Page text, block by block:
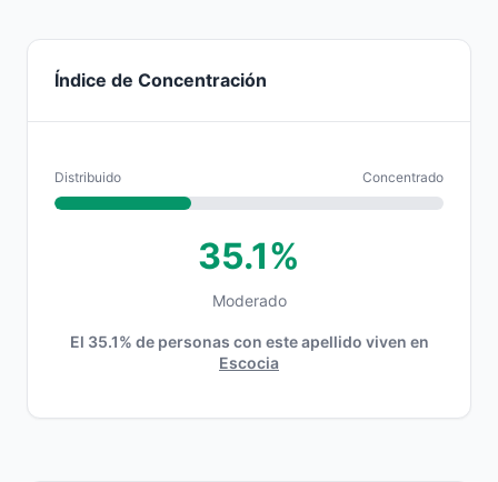
Índice de Concentración
Distribuido Concentrado
35.1%
Moderado
El 35.1% de personas con este apellido viven en
Escocia